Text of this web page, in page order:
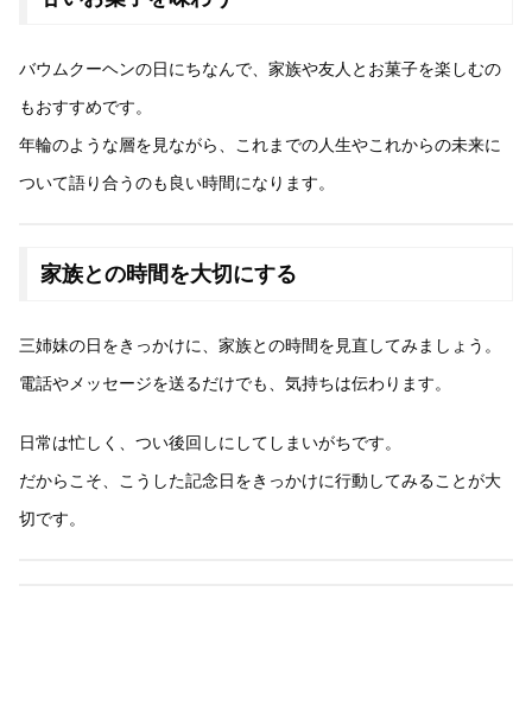
バウムクーヘンの日にちなんで、家族や友人とお菓子を楽しむの
もおすすめです。
年輪のような層を見ながら、これまでの人生やこれからの未来に
ついて語り合うのも良い時間になります。
家族との時間を大切にする
三姉妹の日をきっかけに、家族との時間を見直してみましょう。
電話やメッセージを送るだけでも、気持ちは伝わります。
日常は忙しく、つい後回しにしてしまいがちです。
だからこそ、こうした記念日をきっかけに行動してみることが大
切です。